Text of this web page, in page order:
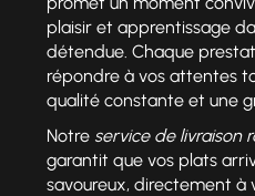
plaisir et apprentissage
détendue. Chaque
répondre à vos attentes
qualité constante et une
Notre service de livraison
garantit que vos plats
savoureux, directement à